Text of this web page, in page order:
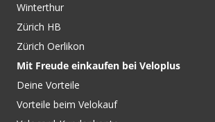
Winterthur
Zürich HB
Zürich Oerlikon
Mit Freude einkaufen bei Veloplus
Deine Vorteile
Vorteile beim Velokauf